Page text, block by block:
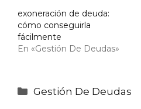
exoneración de deuda:
cómo conseguirla
fácilmente
En «Gestión De Deudas»
Categorías
Gestión De Deudas